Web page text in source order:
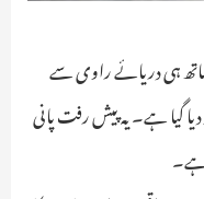
ہی دریائے راوی سے
دیا گیا ہے۔ یہ پیش رفت پانی
ہے۔